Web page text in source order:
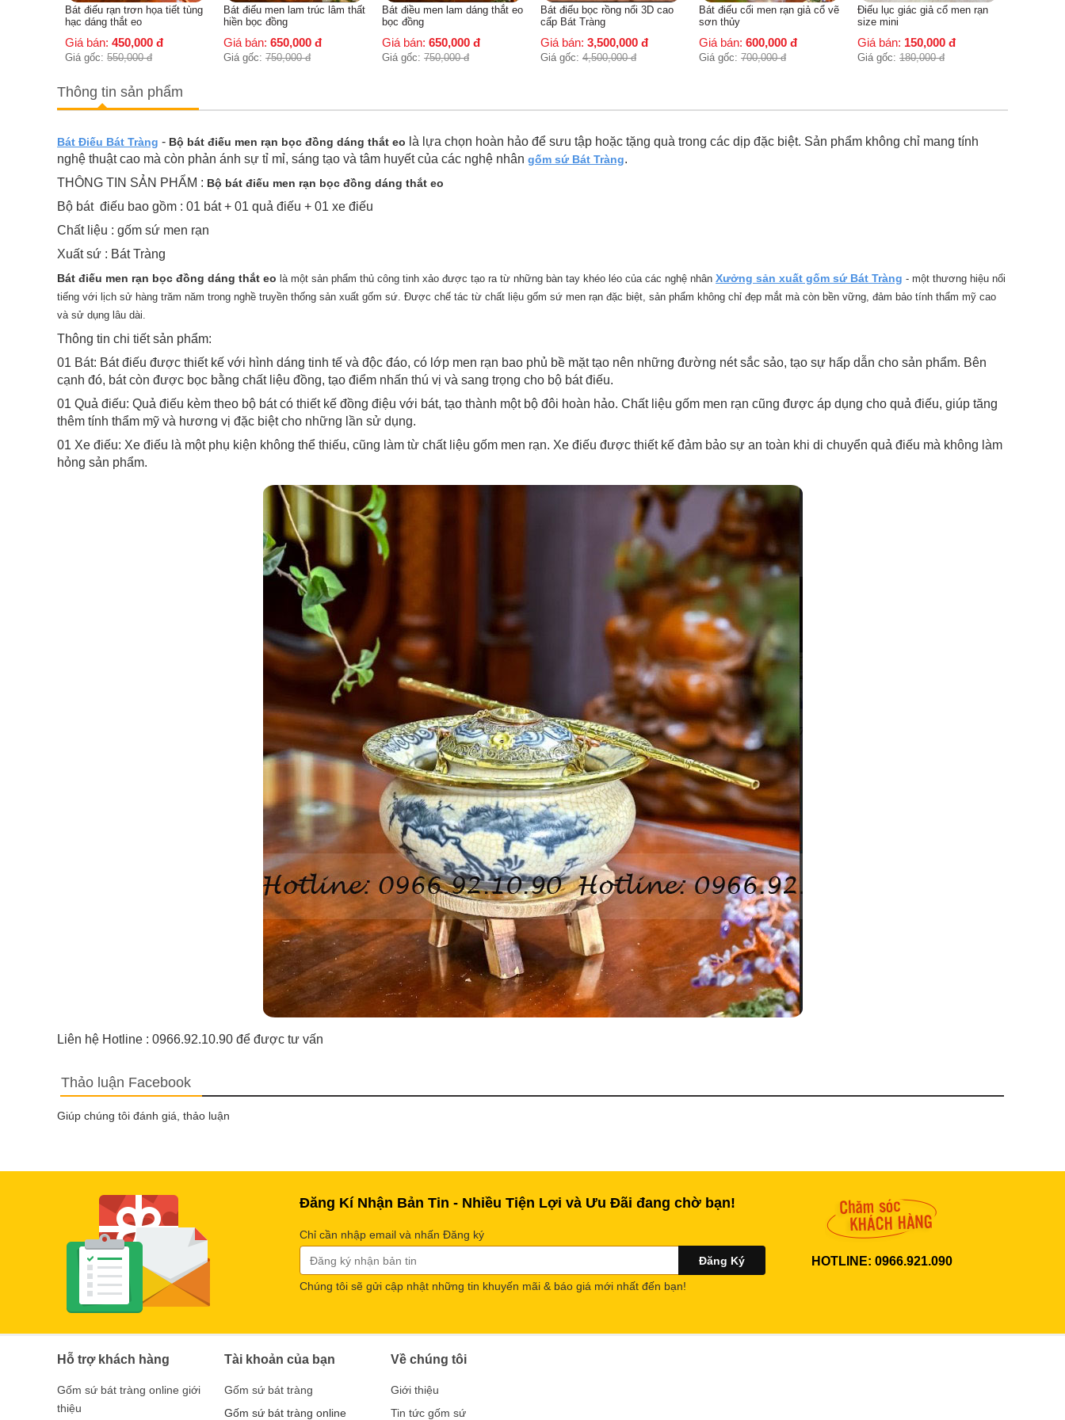
Bát điếu rạn trơn họa tiết tùng
hạc dáng thắt eo
Giá bán: 450,000 đ
Giá gốc: 550,000 đ
Bát điếu men lam trúc lâm thất
hiền bọc đồng
Giá bán: 650,000 đ
Giá gốc: 750,000 đ
Bát điều men lam dáng thắt eo
bọc đồng
Giá bán: 650,000 đ
Giá gốc: 750,000 đ
Bát điếu bọc rồng nổi 3D cao
cấp Bát Tràng
Giá bán: 3,500,000 đ
Giá gốc: 4,500,000 đ
Bát điếu cối men rạn giả cổ vẽ
sơn thủy
Giá bán: 600,000 đ
Giá gốc: 700,000 đ
Điếu lục giác giả cổ men rạn
size mini
Giá bán: 150,000 đ
Giá gốc: 180,000 đ
Thông tin sản phẩm
Bát Điếu Bát Tràng - Bộ bát điếu men rạn bọc đồng dáng thắt eo là lựa chọn hoàn hảo để sưu tập hoặc tặng quà trong các dịp đặc biệt. Sản phẩm không chỉ mang tính
nghệ thuật cao mà còn phản ánh sự tỉ mỉ, sáng tạo và tâm huyết của các nghệ nhân gốm sứ Bát Tràng.
THÔNG TIN SẢN PHẨM : Bộ bát điếu men rạn bọc đồng dáng thắt eo
Bộ bát điếu bao gồm : 01 bát + 01 quả điếu + 01 xe điếu
Chất liệu : gốm sứ men rạn
Xuất sứ : Bát Tràng
Bát điếu men rạn bọc đồng dáng thắt eo là một sản phẩm thủ công tinh xảo được tạo ra từ những bàn tay khéo léo của các nghệ nhân Xưởng sản xuất gốm sứ Bát Tràng - một thương hiệu nổi
tiếng với lịch sử hàng trăm năm trong nghề truyền thống sản xuất gốm sứ. Được chế tác từ chất liệu gốm sứ men rạn đặc biệt, sản phẩm không chỉ đẹp mắt mà còn bền vững, đảm bảo tính thẩm mỹ cao
và sử dụng lâu dài.
Thông tin chi tiết sản phẩm:
01 Bát: Bát điếu được thiết kế với hình dáng tinh tế và độc đáo, có lớp men rạn bao phủ bề mặt tạo nên những đường nét sắc sảo, tạo sự hấp dẫn cho sản phẩm. Bên
cạnh đó, bát còn được bọc bằng chất liệu đồng, tạo điểm nhấn thú vị và sang trọng cho bộ bát điếu.
01 Quả điếu: Quả điếu kèm theo bộ bát có thiết kế đồng điệu với bát, tạo thành một bộ đôi hoàn hảo. Chất liệu gốm men rạn cũng được áp dụng cho quả điếu, giúp tăng
thêm tính thẩm mỹ và hương vị đặc biệt cho những lần sử dụng.
01 Xe điếu: Xe điếu là một phụ kiện không thể thiếu, cũng làm từ chất liệu gốm men rạn. Xe điếu được thiết kế đảm bảo sự an toàn khi di chuyển quả điếu mà không làm
hỏng sản phẩm.
Liên hệ Hotline : 0966.92.10.90 để được tư vấn
Thảo luận Facebook
Giúp chúng tôi đánh giá, thảo luận
Đăng Kí Nhận Bản Tin - Nhiều Tiện Lợi và Ưu Đãi đang chờ bạn!
Chỉ cần nhập email và nhấn Đăng ký
Chúng tôi sẽ gửi cập nhật những tin khuyến mãi & báo giá mới nhất đến bạn!
HOTLINE: 0966.921.090
Hỗ trợ khách hàng
Gốm sứ bát tràng online giới
thiệu
Tài khoản của bạn
Gốm sứ bát tràng
Gốm sứ bát tràng online
Về chúng tôi
Giới thiệu
Tin tức gốm sứ